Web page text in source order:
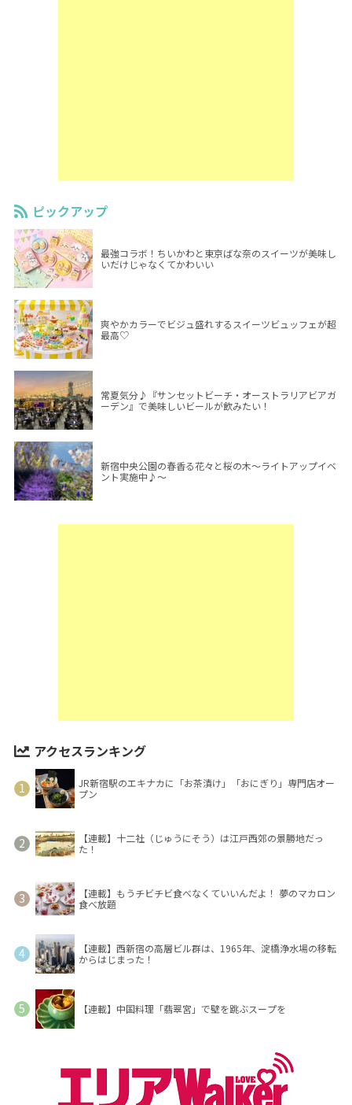
ピックアップ
最強コラボ！ちいかわと東京ばな奈のスイーツが美味し
いだけじゃなくてかわいい
爽やかカラーでビジュ盛れするスイーツビュッフェが超
最高♡
常夏気分♪『サンセットビーチ・オーストラリアビアガ
ーデン』で美味しいビールが飲みたい！
新宿中央公園の春香る花々と桜の木～ライトアップイベ
ント実施中♪～
アクセスランキング
JR新宿駅のエキナカに「お茶漬け」「おにぎり」専門店オー
プン
【連載】十二社（じゅうにそう）は江戸西郊の景勝地だっ
た！
【連載】もうチビチビ食べなくていいんだよ！ 夢のマカロン
食べ放題
【連載】西新宿の高層ビル群は、1965年、淀橋浄水場の移転
からはじまった！
【連載】中国料理「翡翠宮」で壁を跳ぶスープを